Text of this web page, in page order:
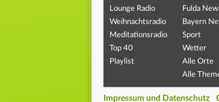
Lounge Radio
Weihnachtsradio
Meditationsradio
Top 40
Playlist
Fulda
Bayern
Sport
Wetter
Alle Orte
Alle
Impressum und Datenschutz